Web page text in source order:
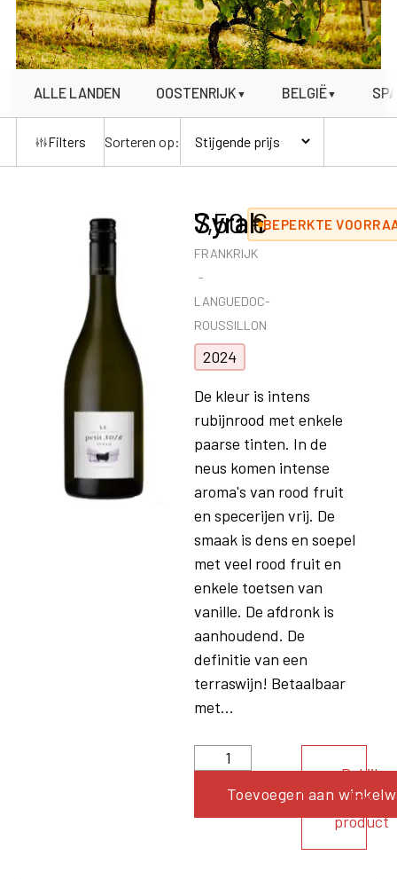
ALLE LANDEN OOSTENRIJK ▼ BELGIË▼
Filters Sorteren op:
Syrah
FRANKRIJK
LANGUEDOC-
ROUSSILLON
2024
7,50€BEPERKTE
De kleur is intens
rubijnrood met enkele
paarse tinten. In de
neus komen intense
aroma's van rood fruit
en specerijen vrij. De
smaak is dens en soepel
met veel rood fruit en
enkele toetsen van
vanille. De afdronk is
aanhoudend. De
definitie van een
terraswijn! Betaalbaar
met...
Toevoegen aan
Bekijk
het
product